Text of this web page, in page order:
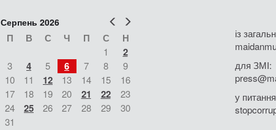
Попер
Серпень 2026
П В С Ч П С Н
1 2
3 4 5 6 7 8
9
10
11 12 13 14 15
16
17
18 19 20 21 22
23
24
25 26 27 28 29
30
31
із
для ЗМІ:
у